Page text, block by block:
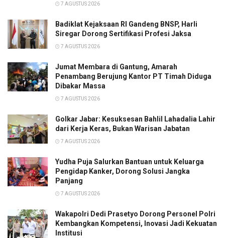
7 AGUSTUS 2026
Badiklat Kejaksaan RI Gandeng BNSP, Harli
Siregar Dorong Sertifikasi Profesi Jaksa
7 AGUSTUS 2026
Jumat Membara di Gantung, Amarah
Penambang Berujung Kantor PT Timah Diduga
Dibakar Massa
7 AGUSTUS 2026
Golkar Jabar: Kesuksesan Bahlil Lahadalia Lahir
dari Kerja Keras, Bukan Warisan Jabatan
7 AGUSTUS 2026
Yudha Puja Salurkan Bantuan untuk Keluarga
Pengidap Kanker, Dorong Solusi Jangka
Panjang
7 AGUSTUS 2026
Wakapolri Dedi Prasetyo Dorong Personel Polri
Kembangkan Kompetensi, Inovasi Jadi Kekuatan
Institusi